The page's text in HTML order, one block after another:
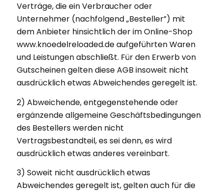
Verträge, die ein Verbraucher oder
Unternehmer (nachfolgend „Besteller”) mit
dem Anbieter hinsichtlich der im Online-Shop
www.knoedelreloaded.de aufgeführten Waren
und Leistungen abschließt. Für den Erwerb von
Gutscheinen gelten diese AGB insoweit nicht
ausdrücklich etwas Abweichendes geregelt ist.
2) Abweichende, entgegenstehende oder
ergänzende allgemeine Geschäftsbedingungen
des Bestellers werden nicht
Vertragsbestandteil, es sei denn, es wird
ausdrücklich etwas anderes vereinbart.
3) Soweit nicht ausdrücklich etwas
Abweichendes geregelt ist, gelten auch für die